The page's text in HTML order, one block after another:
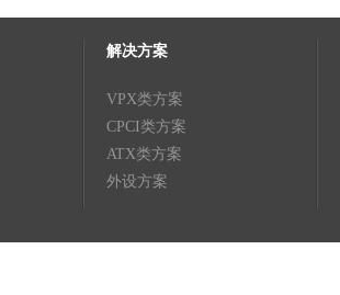
解决方案
VPX类方案
CPCI类方案
ATX类方案
外设方案